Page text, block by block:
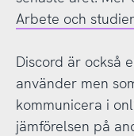
Arbete och
Discord är också
använder men
kommunicera i
jämförelsen på